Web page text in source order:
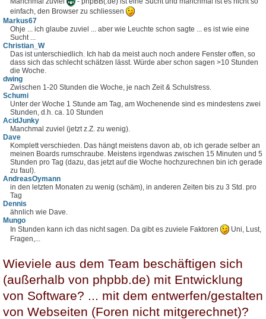
einfach, den Browser zu schliessen
Markus67
Ohje ... ich glaube zuviel ... aber wie Leuchte schon sagte ... es ist wie eine
Sucht ...
Christian_W
Das ist unterschiedlich. Ich hab da meist auch noch andere Fenster offen, so
dass sich das schlecht schätzen lässt. Würde aber schon sagen >10 Stunden
die Woche.
dwing
Zwischen 1-20 Stunden die Woche, je nach Zeit & Schulstress.
Schumi
Unter der Woche 1 Stunde am Tag, am Wochenende sind es mindestens zwei
Stunden, d.h. ca. 10 Stunden
AcidJunky
Manchmal zuviel (jetzt z.Z. zu wenig).
Dave
Komplett verschieden. Das hängt meistens davon ab, ob ich gerade selber an
meinen Boards rumschraube. Meistens irgendwas zwischen 15 Minuten und 5
Stunden pro Tag (dazu, das jetzt auf die Woche hochzurechnen bin ich gerade
zu faul).
AndreasOymann
in den letzten Monaten zu wenig (schäm), in anderen Zeiten bis zu 3 Std. pro
Tag
Dennis
ähnlich wie Dave.
Mungo
In Stunden kann ich das nicht sagen. Da gibt es zuviele Faktoren
Uni, Lust,
Fragen,...
Wieviele aus dem Team beschäftigen sich
(außerhalb von phpbb.de) mit Entwicklung
von Software? ... mit dem entwerfen/gestalten
von Webseiten (Foren nicht mitgerechnet)?